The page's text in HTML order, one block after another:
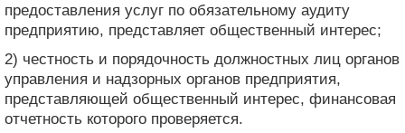
предоставления услуг по обязательному аудиту
предприятию, представляет общественный интерес;
2) честность и порядочность должностных лиц органов
управления и надзорных органов предприятия,
представляющей общественный интерес, финансовая
отчетность которого проверяется.